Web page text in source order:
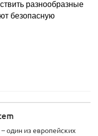
разнообразные
безопасную
один из европейских